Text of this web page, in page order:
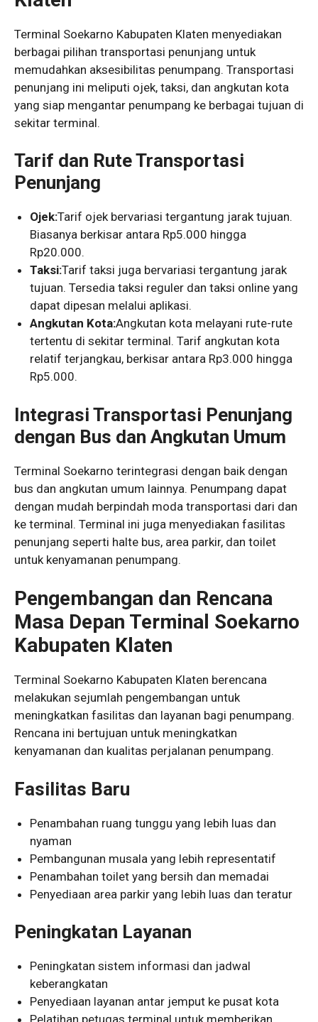
Terminal Soekarno Kabupaten Klaten menyediakan
berbagai pilihan transportasi penunjang untuk
memudahkan aksesibilitas penumpang. Transportasi
penunjang ini meliputi ojek, taksi, dan angkutan kota
yang siap mengantar penumpang ke berbagai tujuan di
sekitar terminal.
Tarif dan Rute Transportasi
Penunjang
Ojek:Tarif ojek bervariasi tergantung jarak tujuan.
Biasanya berkisar antara Rp5.000 hingga
Rp20.000.
Taksi:Tarif taksi juga bervariasi tergantung jarak
tujuan. Tersedia taksi reguler dan taksi online yang
dapat dipesan melalui aplikasi.
Angkutan Kota:Angkutan kota melayani rute-rute
tertentu di sekitar terminal. Tarif angkutan kota
relatif terjangkau, berkisar antara Rp3.000 hingga
Rp5.000.
Integrasi Transportasi Penunjang
dengan Bus dan Angkutan Umum
Terminal Soekarno terintegrasi dengan baik dengan
bus dan angkutan umum lainnya. Penumpang dapat
dengan mudah berpindah moda transportasi dari dan
ke terminal. Terminal ini juga menyediakan fasilitas
penunjang seperti halte bus, area parkir, dan toilet
untuk kenyamanan penumpang.
Pengembangan dan Rencana
Masa Depan Terminal Soekarno
Kabupaten Klaten
Terminal Soekarno Kabupaten Klaten berencana
melakukan sejumlah pengembangan untuk
meningkatkan fasilitas dan layanan bagi penumpang.
Rencana ini bertujuan untuk meningkatkan
kenyamanan dan kualitas perjalanan penumpang.
Fasilitas Baru
Penambahan ruang tunggu yang lebih luas dan
nyaman
Pembangunan musala yang lebih representatif
Penambahan toilet yang bersih dan memadai
Penyediaan area parkir yang lebih luas dan teratur
Peningkatan Layanan
Peningkatan sistem informasi dan jadwal
keberangkatan
Penyediaan layanan antar jemput ke pusat kota
Pelatihan petugas terminal untuk memberikan